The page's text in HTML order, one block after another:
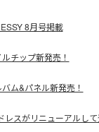
8月号掲載
チップ新発売！
ム&パネル新発売！
レスがリニューアルして